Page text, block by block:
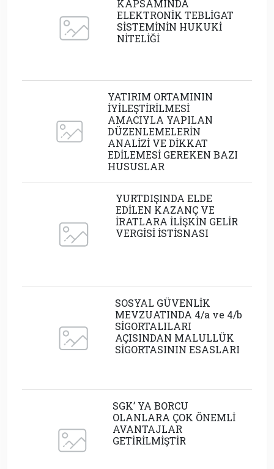
KAPSAMINDA
ELEKTRONİK TEBLİGAT
SİSTEMİNİN HUKUKİ
NİTELİĞİ
YATIRIM ORTAMININ
İYİLEŞTİRİLMESİ
AMACIYLA YAPILAN
DÜZENLEMELERİN
ANALİZİ VE DİKKAT
EDİLEMESİ GEREKEN BAZI
HUSUSLAR
YURTDIŞINDA ELDE
EDİLEN KAZANÇ VE
İRATLARA İLİŞKİN GELİR
VERGİSİ İSTİSNASI
SOSYAL GÜVENLİK
MEVZUATINDA 4/a ve 4/b
SİGORTALILARI
AÇISINDAN MALULLÜK
SİGORTASININ ESASLARI
SGK’ YA BORCU
OLANLARA ÇOK ÖNEMLİ
AVANTAJLAR
GETİRİLMİŞTİR